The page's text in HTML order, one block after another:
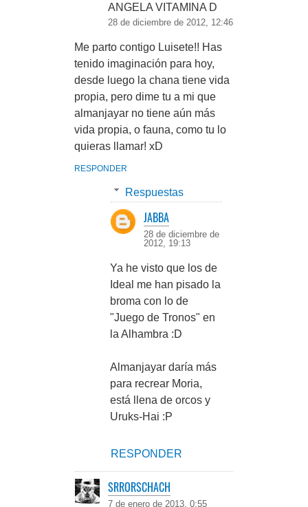
ANGELA VITAMINA D
28 de diciembre de 2012, 12:46
Me parto contigo Luisete!! Has
tenido imaginación para hoy,
desde luego la chana tiene vida
propia, pero dime tu a mi que
almanjayar no tiene aún más
vida propia, o fauna, como tu lo
quieras llamar! xD
RESPONDER
Respuestas
JABBA
28 de diciembre de
2012, 19:13
Ya he visto que los de
Ideal me han pisado la
broma con lo de
"Juego de Tronos" en
la Alhambra :D
Almanjayar daría más
para recrear Moria,
está llena de orcos y
Uruks-Hai :P
RESPONDER
SRRORSCHACH
7 de enero de 2013, 0:55